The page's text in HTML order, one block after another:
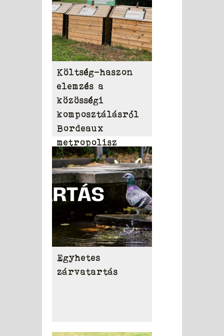
Költség-haszon
elemzés a
közösségi
komposztálásról
Bordeaux
metropolisz
területén
Egyhetes
zárvatartás